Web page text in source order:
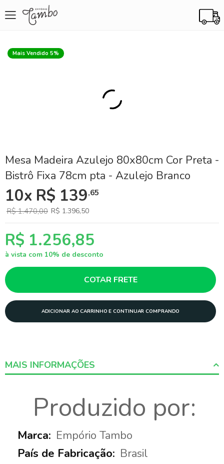
Mesa Madeira Azulejo 80x80cm Cor Preta -
Bistrô Fixa 78cm pta - Azulejo Branco
10x R$ 139,65
R$ 1.470,00 R$ 1.396,50
R$ 1.256,85
à vista com 10% de desconto
COTAR FRETE
ADICIONAR AO CARRINHO E CONTINUAR COMPRANDO
Skip
to
Skip
to
the
of
the
images
Mais Vendido 5%
MAIS INFORMAÇÕES
Informations
Produzido por:
Empório Tambo
Brasil